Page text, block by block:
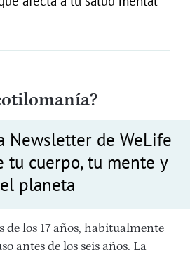
Newsletter de WeLife
tu cuerpo, tu mente y
planeta
de los 17 años, habitualmente
antes de los seis años. La